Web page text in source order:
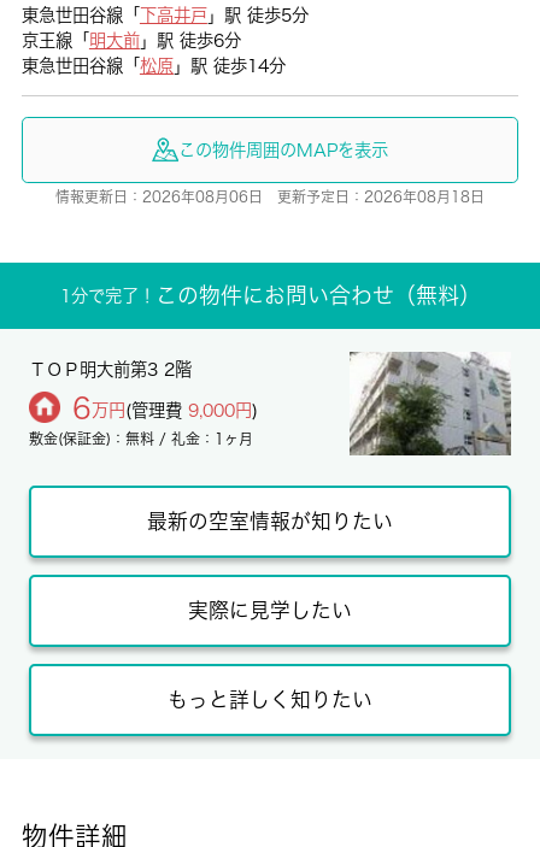
東急世田谷線「 下高井戸」駅 徒歩5分
京王線「 明大前」駅 徒歩6分
東急世田谷線「 松原」駅 徒歩14分
この物件周囲のMAPを表示
情報更新日：2026年08月06日 更新予定日：2026年08月18日
1分で完了！ この物件にお問い合わせ（無料）
ＴＯＰ明⼤前第3 2階
6 万円 (管理費 9,000円)
敷金(保証金)：無料 / 礼金：1ヶ月
最新の空室情報が知りたい
実際に見学したい
もっと詳しく知りたい
物件詳細